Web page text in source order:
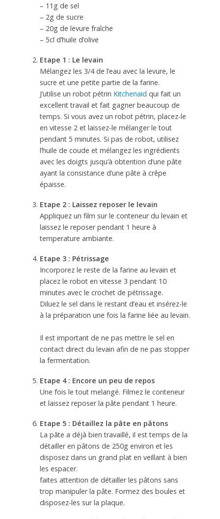
– 11g de sel
– 2g de sucre
– 20g de levure fraîche
– 5cl d’huile d’olive
Etape 1 : Le levain
Mélangez les 3/4 de l’eau avec la levure, le
sucre et une petite partie de la farine.
J’utilise un robot pétrin Kitchenaid qui fait un
excellent travail et fait gagner beaucoup de
temps. Si vous avez un robot pétrin, placez-le
en vitesse 2 et laissez-le mélanger le tout
pendant 5 minutes. Si pas de robot, utilisez
l’huile de coude et mélangez les ingrédients
avec les doigts jusqu’à obtention d’une pâte
ayant la consistance d’une pâte à crêpe
épaisse.
Etape 2 : Laissez reposer le levain
Appliquez un film sur le conteneur du levain et
laissez le reposer pendant 1 heure à
temperature ambiante.
Etape 3 : Pétrissage
Incorporez le reste de la farine au levain et
placez le robot en vitesse 3 pendant 10
minutes avec le crochet de pétrissage.
Diluez le sel dans le restant d’eau et insérez-le
à la préparation une fois la farine liée au levain.
Il est important de ne pas mettre le sel en
contact direct du levain afin de ne pas stopper
la fermentation.
Etape 4 : Encore un peu de repos
Une fois le tout melangé. Filmez le conteneur
et laissez reposer la pâte pendant 1 heure.
Etape 5 : Détaillez la pâte en pâtons
La pâte a déjà bien travaillé, il est temps de la
détailler en pâtons de 250g environ et les
disposez dans un grand plat en veillant à bien
les espacer.
faites attention de détailler les pâtons sans
trop manipuler la pâte. Formez des boules et
disposez-les sur la plaque.